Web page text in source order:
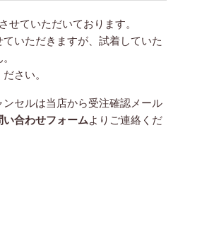
せていただいております。
いただきますが、試着していた
さい。
セルは当店から受注確認メール
い合わせフォームよりご連絡くだ